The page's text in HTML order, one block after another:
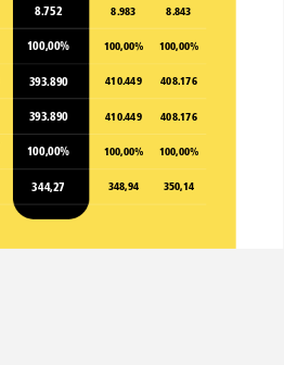
8.752 8.983 8.843
100,00% 100,00% 100,00%
393.890 410.449 408.176
393.890 410.449 408.176
100,00% 100,00% 100,00%
344,27 348,94 350,14